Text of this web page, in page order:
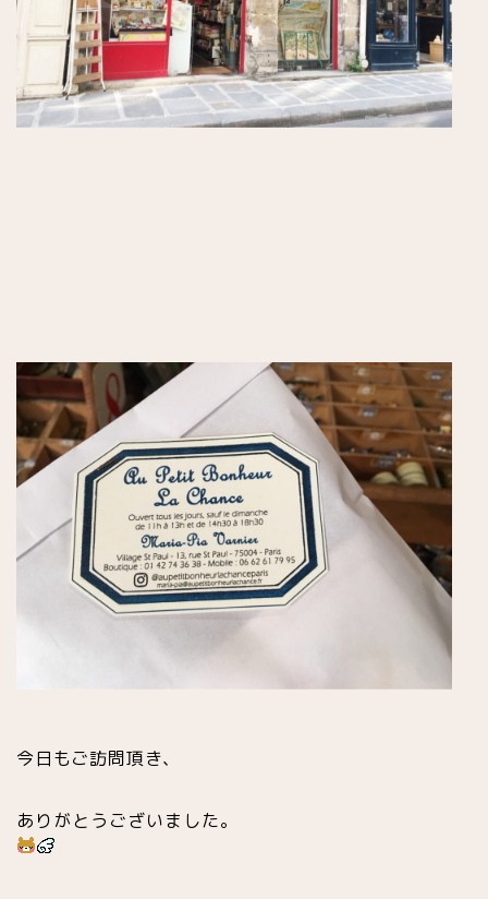
今日もご訪問頂き、
ありがとうございました。